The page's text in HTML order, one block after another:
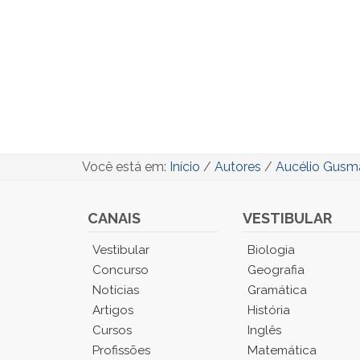
Você está em: Início / Autores / Aucélio
CANAIS
Você
está
Menu
Principal.
Pressione
TAB
Vestibular
Concurso
Notícias
Artigos
Cursos
Profissões
VESTIBULAR
Biologia
Geografia
Gramática
História
Inglês
Matemática